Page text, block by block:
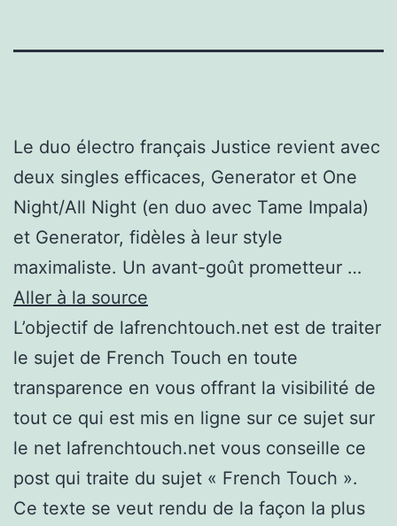
Le duo électro français Justice revient avec
deux singles efficaces, Generator et One
Night/All Night (en duo avec Tame Impala)
et Generator, fidèles à leur style
maximaliste. Un avant-goût prometteur …
Aller à la source
L’objectif de lafrenchtouch.net est de traiter
le sujet de French Touch en toute
transparence en vous offrant la visibilité de
tout ce qui est mis en ligne sur ce sujet sur
le net lafrenchtouch.net vous conseille ce
post qui traite du sujet « French Touch ».
Ce texte se veut rendu de la façon la plus